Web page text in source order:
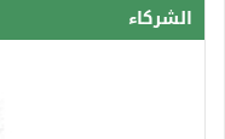
الشركاء